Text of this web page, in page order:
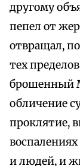
другому
пепел от
отвращал,
тех
брошенный
обличение
проклятие,
и людей, и